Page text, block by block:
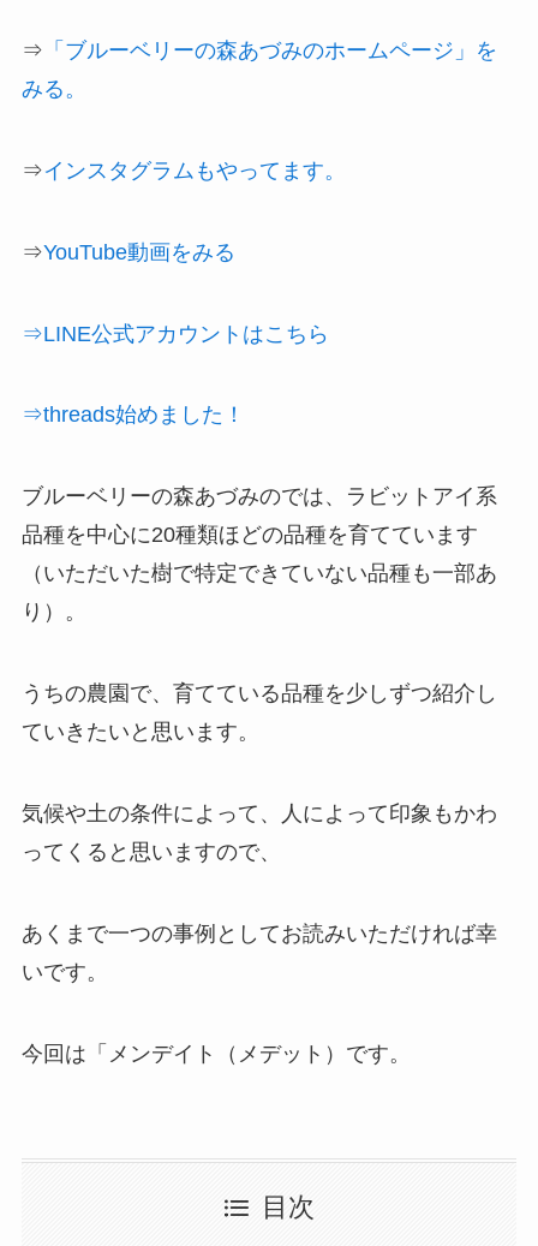
⇒ 「ブルーベリーの森あづみのホームページ」を
みる。
⇒インスタグラムもやってます。
⇒YouTube動画をみる
⇒LINE公式アカウントはこちら
⇒threads始めました！
ブルーベリーの森あづみのでは、ラビットアイ系
品種を中心に20種類ほどの品種を育てています
（いただいた樹で特定できていない品種も一部あ
り）。
うちの農園で、育てている品種を少しずつ紹介し
ていきたいと思います。
気候や土の条件によって、人によって印象もかわ
ってくると思いますので、
あくまで一つの事例としてお読みいただければ幸
いです。
今回は「メンデイト（メデット）です。
目次